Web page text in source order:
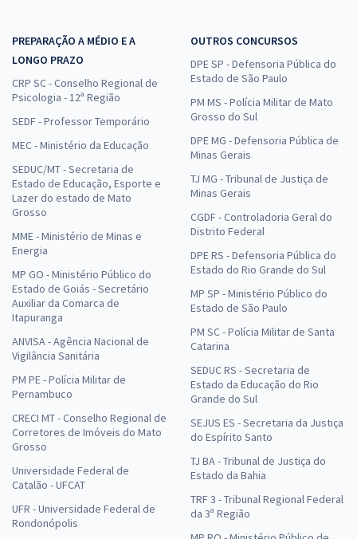
PREPARAÇÃO A MÉDIO E A
LONGO PRAZO
CRP SC - Conselho Regional de
Psicologia - 12ª Região
SEDF - Professor Temporário
MEC - Ministério da Educação
SEDUC/MT - Secretaria de
Estado de Educação, Esporte e
Lazer do estado de Mato
Grosso
MME - Ministério de Minas e
Energia
MP GO - Ministério Público do
Estado de Goiás - Secretário
Auxiliar da Comarca de
Itapuranga
ANVISA - Agência Nacional de
Vigilância Sanitária
PM PE - Polícia Militar de
Pernambuco
CRECI MT - Conselho Regional de
Corretores de Imóveis do Mato
Grosso
Universidade Federal de
Catalão - UFCAT
UFR - Universidade Federal de
Rondonópolis
OUTROS CONCURSOS
DPE SP - Defensoria Pública do
Estado de São Paulo
PM MS - Polícia Militar de Mato
Grosso do Sul
DPE MG - Defensoria Pública de
Minas Gerais
TJ MG - Tribunal de Justiça de
Minas Gerais
CGDF - Controladoria Geral do
Distrito Federal
DPE RS - Defensoria Pública do
Estado do Rio Grande do Sul
MP SP - Ministério Público do
Estado de São Paulo
PM SC - Polícia Militar de Santa
Catarina
SEDUC RS - Secretaria de
Estado da Educação do Rio
Grande do Sul
SEJUS ES - Secretaria da Justiça
do Espírito Santo
TJ BA - Tribunal de Justiça do
Estado da Bahia
TRF 3 - Tribunal Regional Federal
da 3ª Região